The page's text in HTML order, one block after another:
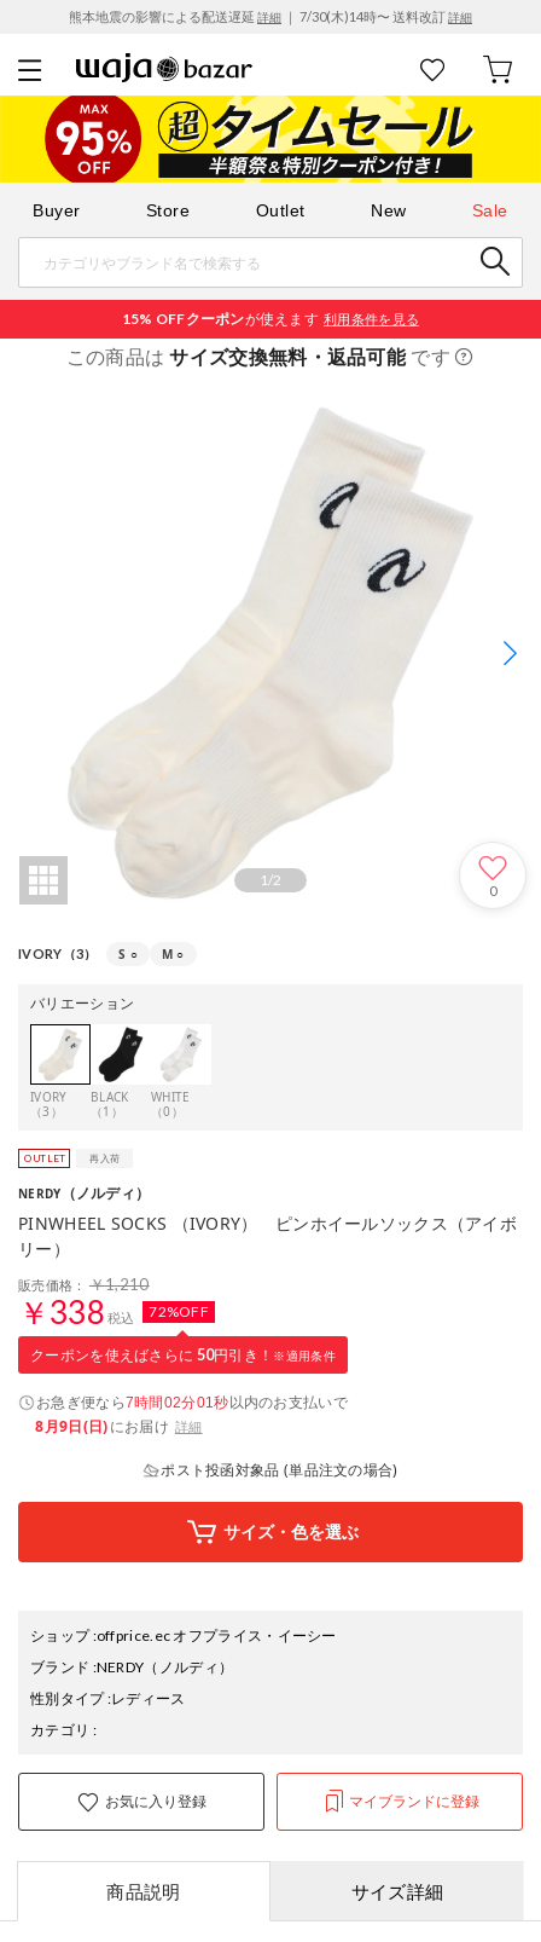
熊本地震の影響による配送遅延 詳細 ｜ 7/30(木)14時〜 送料改訂詳細
Buyer Store Outlet New Sale
15% OFFクーポンが使えます 利用条件を見る
この商品はサイズ交換無料・返品可能です
1 /2
0
IVORY（3） S ○ M ○
バリエーション
IVORY
（3）
BLACK
（1）
WHITE
（0）
NERDY （ノルディ）
PINWHEEL SOCKS （IVORY） ピンホイールソックス（アイボ
リー）
販売価格： ￥1,210
￥338 税込 72%OFF
クーポンを使えばさらに 50円引き！ ※適用条件
お急ぎ便なら7時間02分00秒以内のお支払いで
8月9日(日)にお届け 詳細
ポスト投函対象品 (単品注文の場合)
サイズ・色を選ぶ
ショップ:offprice.ec オフプライス・イーシー
ブランド :NERDY （ノルディ）
性別タイプ:レディース
カテゴリ :
お気に入り登録 マイブランドに登録
商品説明 サイズ詳細